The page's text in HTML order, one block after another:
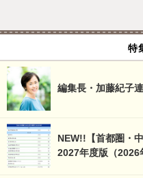
特
編集長・加藤紀子
NEW!!【首都圏・
2027年度版（2026